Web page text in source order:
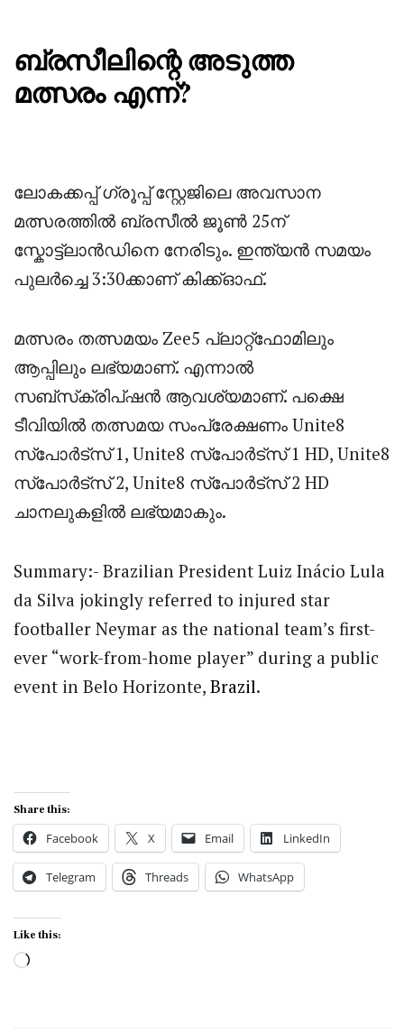
ബ്രസീലിന്റെ അടുത്ത
മത്സരം എന്ന്?
‎ലോകക്കപ്പ് ഗ്രൂപ്പ്‌ സ്റ്റേജിലെ അവസാന
മത്സരത്തിൽ ബ്രസീൽ ജൂൺ 25ന്
സ്കോട്ട്ലാൻഡിനെ നേരിടും. ഇന്ത്യൻ സമയം
പുലർച്ചെ 3:30ക്കാണ് കിക്ക്‌ഓഫ്.
മത്സരം തത്സമയം Zee5 പ്ലാറ്റ്‌ഫോമിലും
ആപ്പിലും ലഭ്യമാണ്. എന്നാൽ
സബ്‌സ്‌ക്രിപ്‌ഷൻ ആവശ്യമാണ്. പക്ഷെ
ടീവിയിൽ തത്സമയ സംപ്രേക്ഷണം Unite8
സ്‌പോർട്‌സ് 1, Unite8 സ്‌പോർട്‌സ് 1 HD, Unite8
സ്‌പോർട്‌സ് 2, Unite8 സ്‌പോർട്‌സ് 2 HD
ചാനലുകളിൽ ലഭ്യമാകും.
Summary:- Brazilian President Luiz Inácio Lula
da Silva jokingly referred to injured star
footballer Neymar as the national team’s first-
ever “work-from-home player” during a public
event in Belo Horizonte, Brazil.
Share this:
Facebook X Email LinkedIn
Telegram Threads WhatsApp
Like this:
Loading…